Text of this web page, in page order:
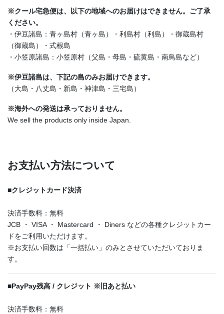
※クール宅急便は、以下の地域へのお届けはできません。ご了承
ください。
・伊豆諸島：青ヶ島村（青ヶ島）・利島村（利島）・御蔵島村
（御蔵島）・式根島
・小笠原諸島：小笠原村（父島・母島・硫黄島・南鳥島など）
※伊豆諸島は、下記の島のみお届けできます。
（大島・八丈島・新島・神津島・三宅島）
※海外への発送は承っておりません。
We sell the products only inside Japan.
お支払い方法について
■クレジットカード決済
決済手数料：無料
JCB ・ VISA ・ Mastercard ・ Diners などの各種クレジットカー
ドをご利用いただけます。
※お支払い回数は「一括払い」のみとさせていただいておりま
す。
■PayPay残高 / クレジット ※旧あと払い
決済手数料：無料